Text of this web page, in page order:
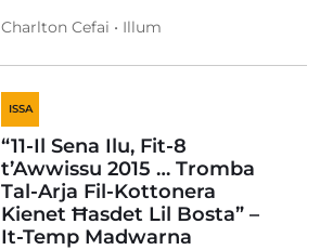
Charlton Cefai • Illum
ISSA
“11-Il Sena Ilu, Fit-8
t’Awwissu 2015 … Tromba
Tal-Arja Fil-Kottonera
Kienet Ħasdet Lil Bosta” –
It-Temp Madwarna